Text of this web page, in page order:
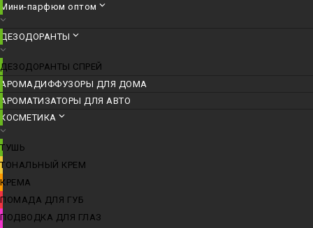
Мини-парфюм оптом
ДЕЗОДОРАНТЫ
ДЕЗОДОРАНТЫ СПРЕЙ
АРОМАДИФФУЗОРЫ ДЛЯ ДОМА
АРОМАТИЗАТОРЫ ДЛЯ АВТО
КОСМЕТИКА
ТУШЬ
ТОНАЛЬНЫЙ КРЕМ
КРЕМА
ПОМАДА ДЛЯ ГУБ
ПОДВОДКА ДЛЯ ГЛАЗ